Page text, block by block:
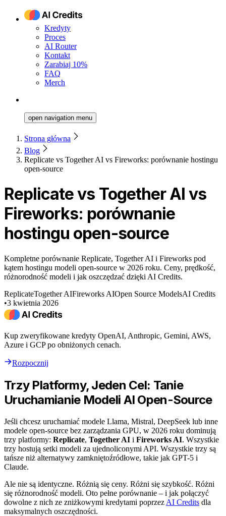
Kredyty
Proces
AI Router
Kontakt
Zarabiaj 10%
FAQ
Merch
open navigation menu
Strona główna
Blog
Replicate vs Together AI vs Fireworks: porównanie hostingu
open-source
Replicate vs Together AI vs
Fireworks: porównanie
hostingu open-source
Kompletne porównanie Replicate, Together AI i Fireworks pod
kątem hostingu modeli open-source w 2026 roku. Ceny, prędkość,
różnorodność modeli i jak oszczędzać dzięki AI Credits.
ReplicateTogether AIFireworks AIOpen Source ModelsAI Credits
•3 kwietnia 2026
Kup zweryfikowane kredyty OpenAI, Anthropic, Gemini, AWS,
Azure i GCP po obniżonych cenach.
Rozpocznij
Trzy Platformy, Jeden Cel: Tanie
Uruchamianie Modeli AI Open-Source
Jeśli chcesz uruchamiać modele Llama, Mistral, DeepSeek lub inne
modele open-source bez zarządzania GPU, w 2026 roku dominują
trzy platformy: Replicate, Together AI i Fireworks AI. Wszystkie
trzy hostują setki modeli za ujednoliconymi API. Wszystkie trzy są
tańsze niż alternatywy zamkniętoźródłowe, takie jak GPT-5 i
Claude.
Ale nie są identyczne. Różnią się ceny. Różni się szybkość. Różni
się różnorodność modeli. Oto pełne porównanie – i jak połączyć
dowolne z nich ze zniżkowymi kredytami poprzez AI Credits dla
maksymalnych oszczędności.